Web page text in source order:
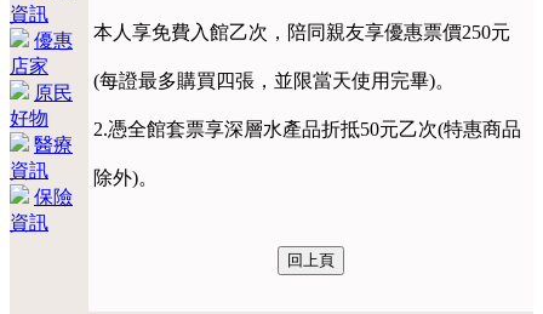
資訊
優惠
店家
原民
好物
醫療
資訊
保險
資訊
本人享免費入館乙次，陪同親友享優惠票價250元
(每證最多購買四張，並限當天使用完畢)。
2.憑全館套票享深層水產品折抵50元乙次(特惠商品
除外)。